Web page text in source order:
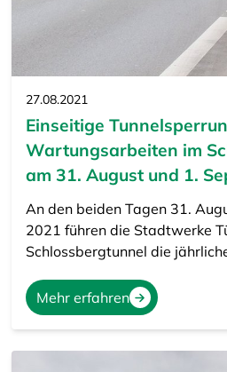
27.08.2021
Einseitige
Wartungsarbeiten im
am 31. August und 1.
An den beiden Tagen 31.
2021 führen die Stadtwerke
Schlossbergtunnel die
Mehr erfahren